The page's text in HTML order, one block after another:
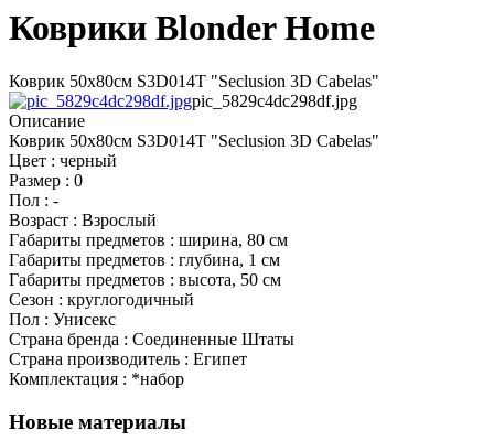
Коврики Blonder Home
Коврик 50х80см S3D014T "Seclusion 3D Cabelas"
pic_5829c4dc298df.jpg
Описание
Коврик 50х80см S3D014T "Seclusion 3D Cabelas"
Цвет : черный
Размер : 0
Пол : -
Возраст : Взрослый
Габариты предметов : ширина, 80 см
Габариты предметов : глубина, 1 см
Габариты предметов : высота, 50 см
Сезон : круглогодичный
Пол : Унисекс
Страна бренда : Соединенные Штаты
Страна производитель : Египет
Комплектация : *набор
Новые материалы